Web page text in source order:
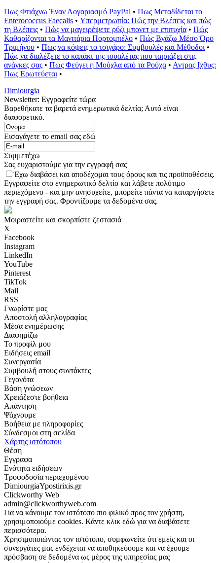
Πως Φτιάχνω Έναν Λογαριασμό PayPal • Πως Μεταδίδεται το
Enterococcus Faecalis • Υπερμετρωπία: Πώς την Βλέπεις και πώς
τη Βλέπεις • Πώς να μαγειρέψετε ρύζι μπονετ με επιτυχία • Πώς
Καθαρίζονται τα Μανιτάρια Πορτομπέλο • Πώς Βγάζω Μέσο Όρο
Τριμήνου • Πως να κόψεις το τσιγάρο: Συμβουλές και Μέθοδοι •
Πώς να διαλέξετε το καπάκι της τουαλέτας που ταιριάζει στις
ανάγκες σας • Πώς Φεύγει η Μούχλα από τα Ρούχα • Αντρας Ιχθυς:
Πως Ερωτεύεται •
Dimiourgia
Newsletter: Εγγραφείτε τώρα
Βαρεθήκατε τα βαρετά ενημερωτικά δελτία; Αυτό είναι
διαφορετικό.
Εισαγάγετε το email σας εδώ
Συμμετέχω
Σας ευχαριστούμε για την εγγραφή σας
Έχω διαβάσει και αποδέχομαι τους όρους και τις προϋποθέσεις.
Εγγραφείτε στο ενημερωτικό δελτίο και λάβετε πολύτιμο
περιεχόμενο - και μην ανησυχείτε, μπορείτε πάντα να καταργήσετε
την εγγραφή σας. Φροντίζουμε τα δεδομένα σας.
Μοιραστείτε και σκορπίστε ζεστασιά
X
Facebook
Instagram
LinkedIn
YouTube
Pinterest
TikTok
Mail
RSS
Γνωρίστε μας
Αποστολή αλληλογραφίας
Μέσα ενημέρωσης
Διαφημίζω
Το προφίλ μου
Ειδήσεις email
Συνεργασία
Συμβουλή στους συντάκτες
Γεγονότα
Βάση γνώσεων
Χρειάζεστε βοήθεια
Απάντηση
Ψάχνουμε
Βοήθεια με πληροφορίες
Σύνδεσμοι στη σελίδα
Χάρτης ιστότοπου
Θέση
Εγγραφα
Ενότητα ειδήσεων
Τροφοδοσία περιεχομένου
DimiourgiaYpostirixis.gr
Clickworthy Web
admin@clickworthyweb.com
Για να κάνουμε τον ιστότοπο πιο φιλικό προς τον χρήστη,
χρησιμοποιούμε cookies. Κάντε κλικ εδώ για να διαβάσετε
περισσότερα.
Χρησιμοποιώντας τον ιστότοπο, συμφωνείτε ότι εμείς και οι
συνεργάτες μας ενδέχεται να αποθηκεύουμε και να έχουμε
πρόσβαση σε δεδομένα ως μέρος της υπηρεσίας μας